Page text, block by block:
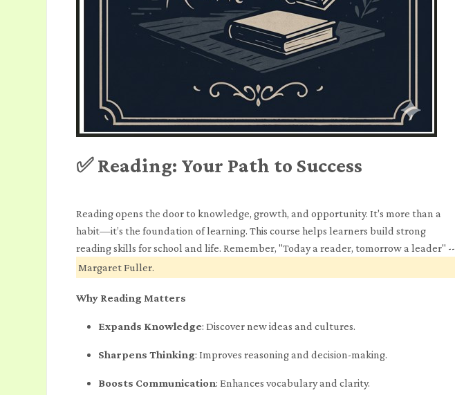
✅Reading: Your Path to Success
Reading opens the door to knowledge, growth, and opportunity. It's more than a
habit—it’s the foundation of learning. This course helps learners build strong
reading skills for school and life. Remember, "Today a reader, tomorrow a leader" --
Margaret Fuller.
Why Reading Matters
Expands Knowledge: Discover new ideas and cultures.
Sharpens Thinking: Improves reasoning and decision-making.
Boosts Communication: Enhances vocabulary and clarity.